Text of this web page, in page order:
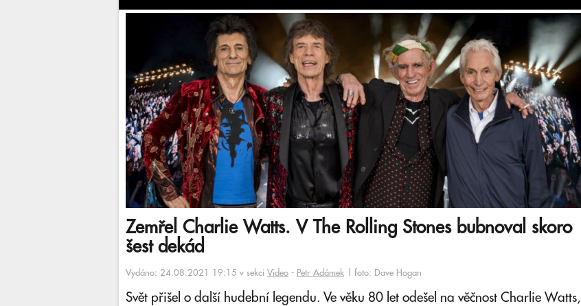
Zemřel Charlie Watts. V The Rolling Stones bubnoval skoro
šest dekád
Vydáno: 24.08.2021 19:15 v sekci Video - Petr Adámek | foto: Dave Hogan
Svět přišel o další hudební legendu. Ve věku 80 let odešel na věčnost Charlie Watts,